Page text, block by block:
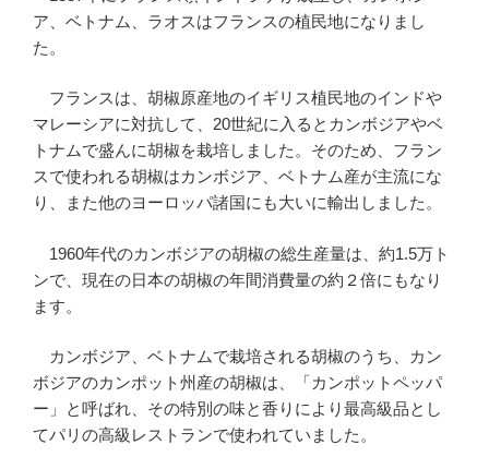
ア、ベトナム、ラオスはフランスの植民地になりまし
た。
フランスは、胡椒原産地のイギリス植民地のインドや
マレーシアに対抗して、20世紀に入るとカンボジアやベ
トナムで盛んに胡椒を栽培しました。そのため、フラン
スで使われる胡椒はカンボジア、ベトナム産が主流にな
り、また他のヨーロッパ諸国にも大いに輸出しました。
1960年代のカンボジアの胡椒の総生産量は、約1.5万ト
ンで、現在の日本の胡椒の年間消費量の約２倍にもなり
ます。
カンボジア、ベトナムで栽培される胡椒のうち、カン
ボジアのカンポット州産の胡椒は、「カンポットペッパ
ー」と呼ばれ、その特別の味と香りにより最高級品とし
てパリの高級レストランで使われていました。